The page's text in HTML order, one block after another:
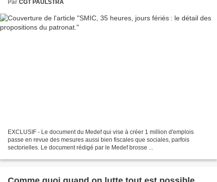
Par CGT PAULSTRA
EXCLUSIF - Le document du Medef qui vise à créer 1 million d'emplois
passe en revue des mesures aussi bien fiscales que sociales, parfois
sectorielles. Le document rédigé par le Medef brosse ...